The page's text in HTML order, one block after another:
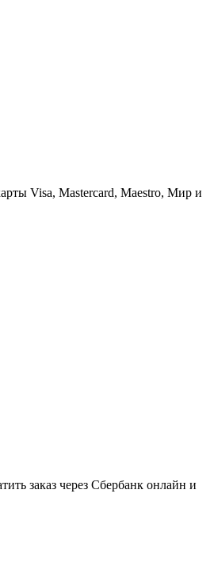
Visa, Mastercard, Maestro, Мир и
заказ через Cбербанк онлайн и